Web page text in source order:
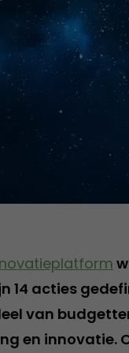
14 acties
van
en innovatie.